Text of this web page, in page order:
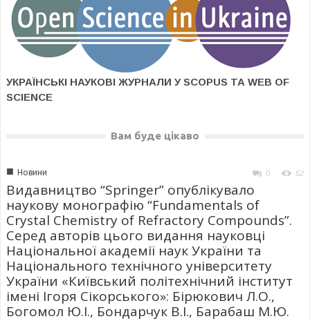
УКРАЇНСЬКІ НАУКОВІ ЖУРНАЛИ У SCOPUS ТА WEB OF
SCIENCE
Вам буде цікаво
■ Новини 0 52
Видавництво “Springer” опублікувало
наукову монографію “Fundamentals of
Crystal Chemistry of Refractory Compounds”.
Серед авторів цього видання науковці
Національної академії наук України та
Національного технічного університету
України «Київський політехнічний інститут
імені Ігоря Сікорського»: Бірюкович Л.О.,
Богомол Ю.І., Бондарчук В.І., Барабаш М.Ю.